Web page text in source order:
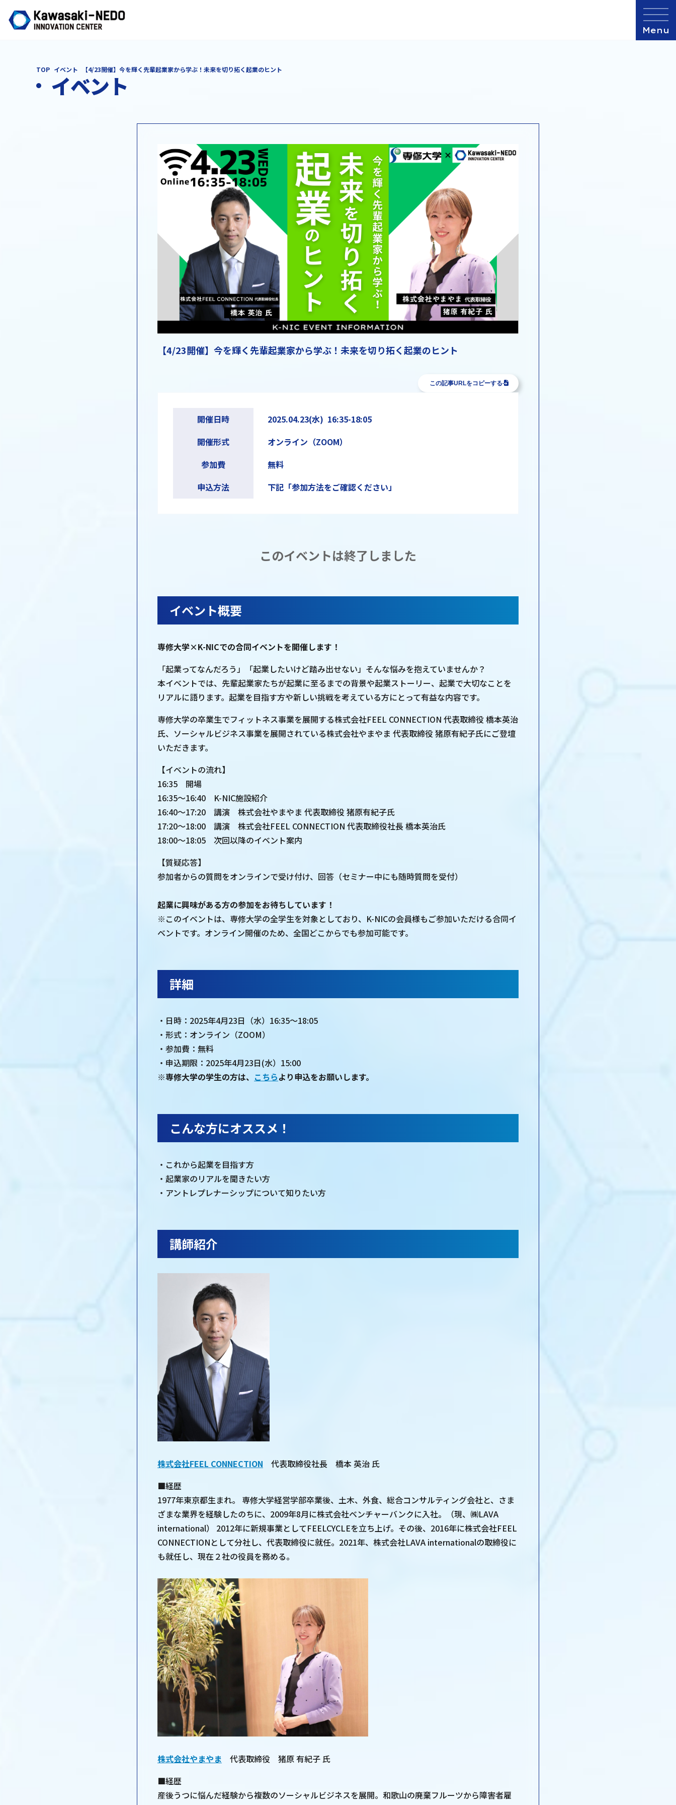
TOP イベント 【4/23開催】今を輝く先輩起業家から学ぶ！未来を切り拓く起業のヒント
イベント
【4/23開催】今を輝く先輩起業家から学ぶ！未来を切り拓く起業のヒント
この記事URLをコピーする
開催日時
2025.04.23(水) 16:35-18:05
開催形式
オンライン（ZOOM）
参加費
無料
申込方法
下記「参加方法をご確認ください」
このイベントは終了しました
イベント概要
専修大学×K-NICでの合同イベントを開催します！
「起業ってなんだろう」「起業したいけど踏み出せない」そんな悩みを抱えていませんか？
本イベントでは、先輩起業家たちが起業に至るまでの背景や起業ストーリー、起業で大切なことを
リアルに語ります。起業を目指す方や新しい挑戦を考えている方にとって有益な内容です。
専修大学の卒業生でフィットネス事業を展開する株式会社FEEL CONNECTION 代表取締役 橋本英治
氏、ソーシャルビジネス事業を展開されている株式会社やまやま 代表取締役 猪原有紀子氏にご登壇
いただきます。
【イベントの流れ】
16:35 開場
16:35～16:40 K-NIC施設紹介
16:40～17:20 講演 株式会社やまやま 代表取締役 猪原有紀子氏
17:20～18:00 講演 株式会社FEEL CONNECTION 代表取締役社長 橋本英治氏
18:00～18:05 次回以降のイベント案内
【質疑応答】
参加者からの質問をオンラインで受け付け、回答（セミナー中にも随時質問を受付）
起業に興味がある方の参加をお待ちしています！
※このイベントは、専修大学の全学生を対象としており、K-NICの会員様もご参加いただける合同イ
ベントです。オンライン開催のため、全国どこからでも参加可能です。
詳細
・日時：2025年4月23日（水）16:35～18:05
・形式：オンライン（ZOOM）
・参加費：無料
・申込期限：2025年4月23日(水）15:00
※専修大学の学生の方は、 こちらより申込をお願いします。
こんな方にオススメ！
・これから起業を目指す方
・起業家のリアルを聞きたい方
・アントレプレナーシップについて知りたい方
講師紹介
株式会社FEEL CONNECTION 代表取締役社長 橋本 英治 氏
■経歴
1977年東京都生まれ。 専修大学経営学部卒業後、土木、外食、総合コンサルティング会社と、さま
ざまな業界を経験したのちに、2009年8月に株式会社ベンチャーバンクに入社。（現、㈱LAVA
international） 2012年に新規事業としてFEELCYCLEを立ち上げ。その後、2016年に株式会社FEEL
CONNECTIONとして分社し、代表取締役に就任。2021年、株式会社LAVA internationalの取締役に
も就任し、現在２社の役員を務める。
株式会社やまやま 代表取締役 猪原 有紀子 氏
■経歴
産後うつに悩んだ経験から複数のソーシャルビジネスを展開。和歌⼭の廃棄フルーツから障害者雇